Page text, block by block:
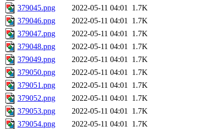
379045.png
2022-05-11 04:01 1.7K
379046.png
2022-05-11 04:01 1.7K
379047.png
2022-05-11 04:01 1.7K
379048.png
2022-05-11 04:01 1.7K
379049.png
2022-05-11 04:01 1.7K
379050.png
2022-05-11 04:01 1.7K
379051.png
2022-05-11 04:01 1.7K
379052.png
2022-05-11 04:01 1.7K
379053.png
2022-05-11 04:01 1.7K
379054.png
2022-05-11 04:01 1.7K